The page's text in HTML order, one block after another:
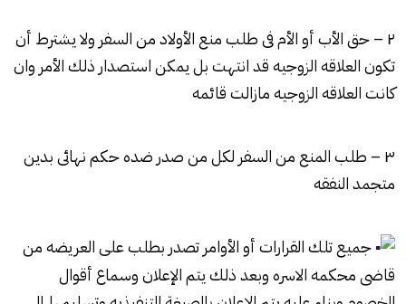
٢ – حق الأب أو الأم فى طلب منع الأولاد من السفر ولا يشترط أن
تكون العلاقه الزوجيه قد انتهت بل يمكن استصدار ذلك الأمر وان
كانت العلاقه الزوجيه مازالت قائمه
٣ – طلب المنع من السفر لكل من صدر ضده حكم نهائى بدين
متجمد النفقه
جميع تلك القرارات أو الأوامر تصدر بطلب على العريضه من
قاضى محكمه الاسره وبعد ذلك يتم الإعلان وسماع أقوال